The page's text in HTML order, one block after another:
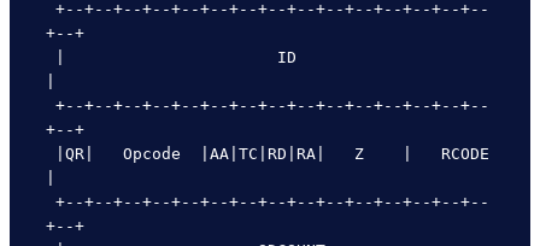
+--+
+--+
+--+